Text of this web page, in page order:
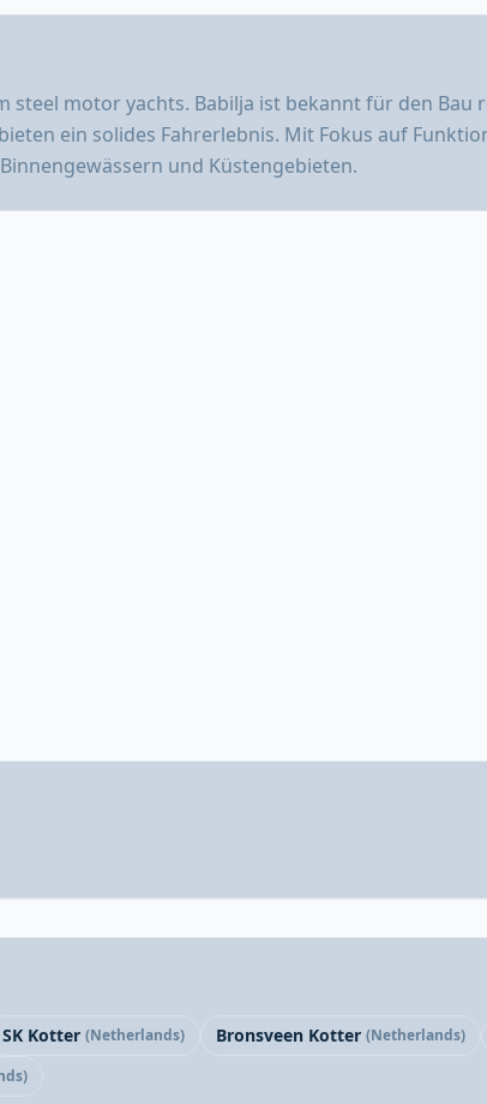
motor yachts. Babilja ist bekannt für den Bau
ein solides Fahrerlebnis. Mit Fokus auf
und Küstengebieten.
SK Kotter (Netherlands) Bronsveen Kotter (Netherlands)